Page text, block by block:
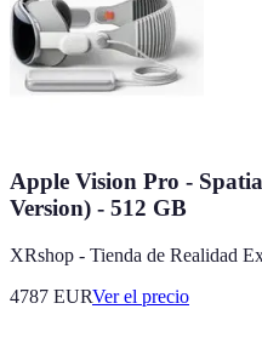
Apple Vision Pro -
Version) - 512 GB
XRshop - Tienda de Realidad
4787 EURVer el precio